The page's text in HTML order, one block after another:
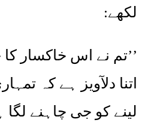
لکھے:
’’تم نے اس خاکسار
اتنا دلآویز ہے کہ
لینے کو جی چاہنے